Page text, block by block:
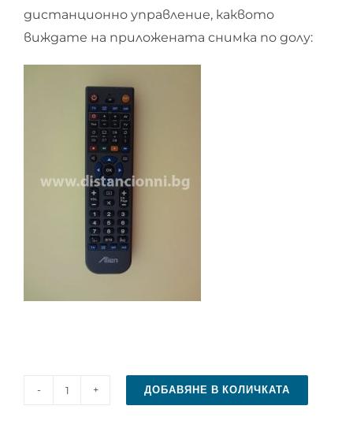
дистанционно управление, каквото
виждате на приложената снимка по долу:
количество
ДОБАВЯНЕ В КОЛИЧКАТА